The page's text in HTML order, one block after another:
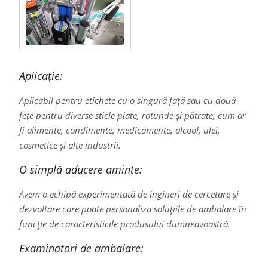
Aplicație:
Aplicabil pentru etichete cu o singură față sau cu două
fețe pentru diverse sticle plate, rotunde și pătrate, cum ar
fi alimente, condimente, medicamente, alcool, ulei,
cosmetice și alte industrii.
O simplă aducere aminte:
Avem o echipă experimentată de ingineri de cercetare și
dezvoltare care poate personaliza soluțiile de ambalare în
funcție de caracteristicile produsului dumneavoastră.
Examinatori de ambalare: